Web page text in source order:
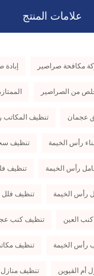
علامات المنتج
مكافحة صراصير
من الصراصير
عجمان تنظيف المكاتب
رأس الخيمة تنظيف
رأس الخيمة تنظيف
رأس الخيمة تنظيف
العين تنظيف كنب
رأس الخيمة تنظيف
أم القيوين تنظيف منازل